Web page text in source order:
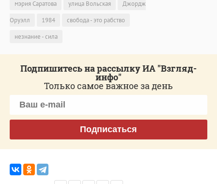
мэрия Саратова
улица Вольская
Джордж
Оруэлл
1984
свобода - это рабство
незнание - сила
Подпишитесь на рассылку ИА "Взгляд-
инфо"
Только самое важное за день
Подписаться